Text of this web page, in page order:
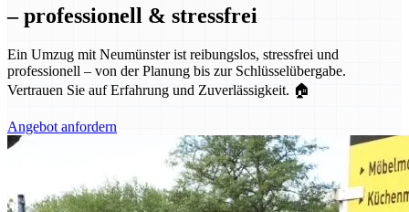
– professionell & stressfrei
Ein Umzug mit Neumünster ist reibungslos, stressfrei und
professionell – von der Planung bis zur Schlüsselübergabe.
Vertrauen Sie auf Erfahrung und Zuverlässigkeit. 🏠
Angebot anfordern